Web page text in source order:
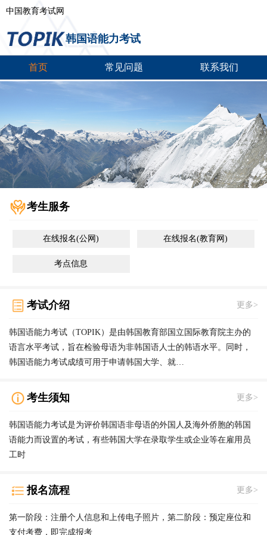
中国教育考试网
韩国语能力考试
首页 常见问题 联系我们
考生服务
在线报名(公网) 在线报名(教育网)
考点信息
考试介绍 更多>
韩国语能力考试（TOPIK）是由韩国教育部国立国际教育院主办的
语言水平考试，旨在检验母语为非韩国语人士的韩语水平。同时，
韩国语能力考试成绩可用于申请韩国大学、就…
考生须知 更多>
韩国语能力考试是为评价韩国语非母语的外国人及海外侨胞的韩国
语能力而设置的考试，有些韩国大学在录取学生或企业等在雇用员
工时
报名流程 更多>
第一阶段：注册个人信息和上传电子照片，第二阶段：预定座位和
支付考费，即完成报考